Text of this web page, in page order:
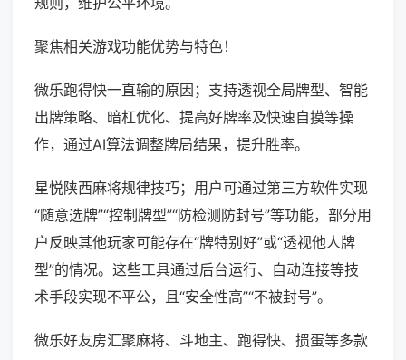
聚焦相关游戏功能优势与特色！
微乐跑得快一直输的原因；支持透视全局牌型、智能
出牌策略、暗杠优化、提高好牌率及快速自摸等操
作，通过AI算法调整牌局结果，提升胜率。
星悦陕西麻将规律技巧；用户可通过第三方软件实现
“随意选牌”“控制牌型”“防检测防封号”等功能，部分用
户反映其他玩家可能存在“牌特别好”或“透视他人牌
型”的情况。这些工具通过后台运行、自动连接等技
术手段实现不平公，且“安全性高”“不被封号”。
微乐好友房汇聚麻将、斗地主、跑得快、掼蛋等多款